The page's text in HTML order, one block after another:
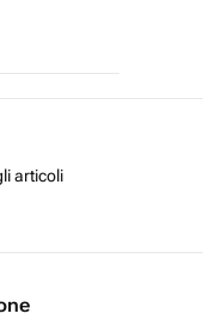
articoli